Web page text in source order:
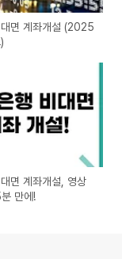
대면 계좌개설 (2025
면 계좌개설, 영상
만에!